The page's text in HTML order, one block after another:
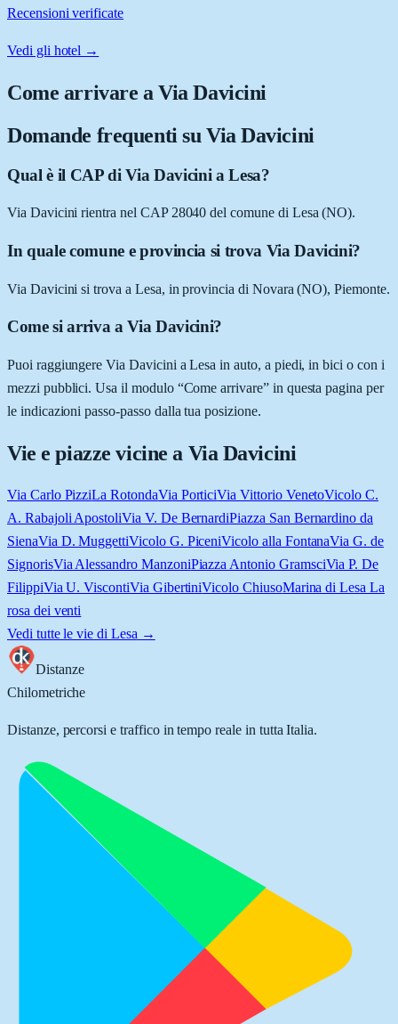
Recensioni verificate
Vedi gli hotel →
Come arrivare aVia Davicini
Domande frequenti su Via Davicini
Qual è il CAP di Via Davicini a Lesa?
Via Davicini rientra nel CAP 28040 del comune di Lesa (NO).
In quale comune e provincia si trova Via Davicini?
Via Davicini si trova a Lesa, in provincia di Novara (NO), Piemonte.
Come si arriva a Via Davicini?
Puoi raggiungere Via Davicini a Lesa in auto, a piedi, in bici o con i
mezzi pubblici. Usa il modulo “Come arrivare” in questa pagina per
le indicazioni passo-passo dalla tua posizione.
Vie e piazze vicine a Via Davicini
Via Carlo PizziLa RotondaVia PorticiVia Vittorio VenetoVicolo C.
A. Rabajoli ApostoliVia V. De BernardiPiazza San Bernardino da
SienaVia D. MuggettiVicolo G. PiceniVicolo alla FontanaVia G. de
SignorisVia Alessandro ManzoniPiazza Antonio GramsciVia P. De
FilippiVia U. ViscontiVia GibertiniVicolo ChiusoMarina di Lesa La
rosa dei venti
Vedi tutte le vie di Lesa →
Distanze
Chilometriche
Distanze, percorsi e traffico in tempo reale in tutta Italia.